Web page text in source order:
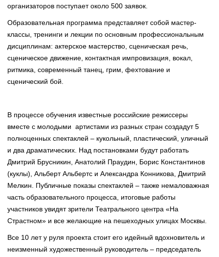
организаторов поступает около 500 заявок.
Образовательная программа представляет собой мастер-
классы, тренинги и лекции по основным профессиональным
дисциплинам: актерское мастерство, сценическая речь,
сценическое движение, контактная импровизация, вокал,
ритмика, современный танец, грим, фехтование и
сценический бой.
В процессе обучения известные российские режиссеры
вместе с молодыми артистами из разных стран создадут 5
полноценных спектаклей – кукольный, пластический, уличный
и два драматических. Над постановками будут работать
Дмитрий Брусникин, Анатолий Праудин, Борис Константинов
(куклы), Альберт Альбертс и Александра Конникова, Дмитрий
Мелкин. Публичные показы спектаклей – также немаловажная
часть образовательного процесса, итоговые работы
участников увидят зрители Театрального центра «На
Страстном» и все желающие на пешеходных улицах Москвы.
Все 10 лет у руля проекта стоит его идейный вдохновитель и
неизменный художественный руководитель – председатель